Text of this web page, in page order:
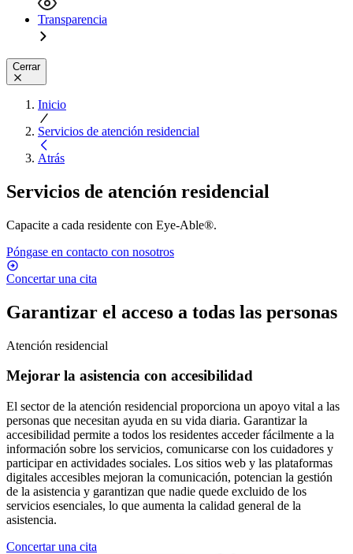
Transparencia
Cerrar
Inicio
Servicios de atención residencial
Atrás
Servicios de atención residencial
Capacite a cada residente con Eye-Able®.
Póngase en contacto con nosotros
Concertar una cita
Garantizar el acceso a todas las personas
Atención residencial
Mejorar la asistencia con accesibilidad
El sector de la atención residencial proporciona un apoyo vital a las
personas que necesitan ayuda en su vida diaria. Garantizar la
accesibilidad permite a todos los residentes acceder fácilmente a la
información sobre los servicios, comunicarse con los cuidadores y
participar en actividades sociales. Los sitios web y las plataformas
digitales accesibles mejoran la comunicación, potencian la gestión
de la asistencia y garantizan que nadie quede excluido de los
servicios esenciales, lo que aumenta la calidad general de la
asistencia.
Concertar una cita